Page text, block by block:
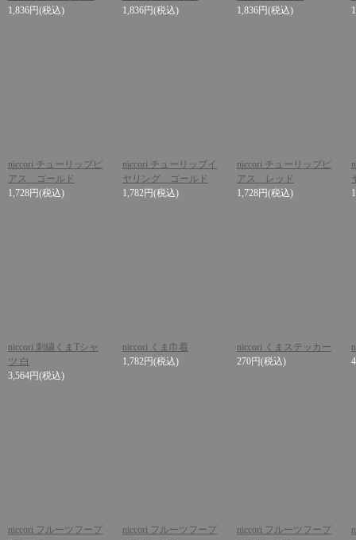
1,836円(税込)
1,836円(税込)
1,836円(税込)
niccori チューリップピ
アス ゴールド
1,728円(税込)
niccori チューリップイ
ヤリング ゴールド
1,782円(税込)
niccori チューリップピ
アス レッド
1,728円(税込)
niccori 刺繍くまTシャ
ツ 白
3,564円(税込)
niccori くま巾着
1,782円(税込)
niccori くまステッカー
270円(税込)
niccori フルーツフープ
niccori フルーツフープ
niccori フルーツフープ